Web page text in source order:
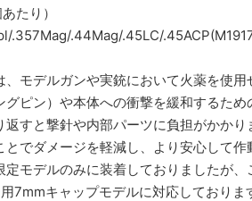
たり）
.357Mag/.44Mag/.45LC/
モデルガンや実銃において火薬を使
ピン）や本体への衝撃を緩和するため
すと撃針や内部パーツに負担がかかり
でダメージを軽減し、より安心して作
モデルのみに装着しておりましたが、
7mmキャップモデルに対応しておりま